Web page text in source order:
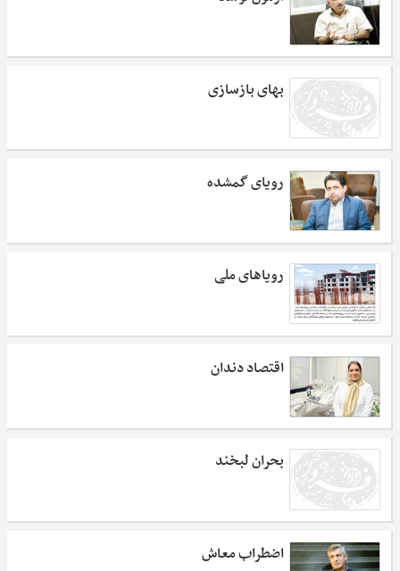
بهای بازسازی
رویای گمشده
رویاهای ملی
اقتصاد دندان
بحران لبخند
اضطراب معاش